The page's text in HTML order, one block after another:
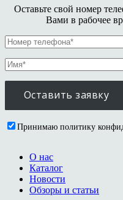
Оставьте свой номер
Вами в рабочее
Принимаю политику
О нас
Каталог
Новости
Обзоры и статьи